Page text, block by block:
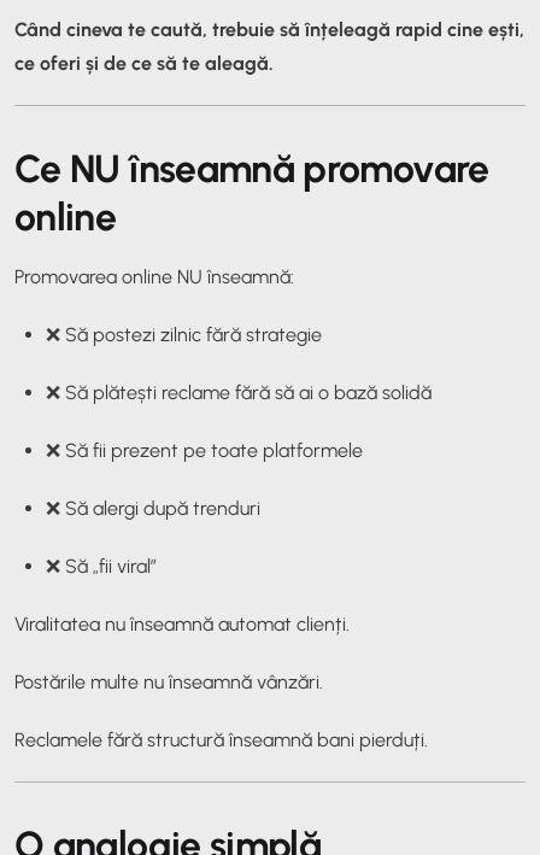
Când cineva te caută, trebuie să înțeleagă rapid cine ești,
ce oferi și de ce să te aleagă.
Ce NU înseamnă promovare
online
Promovarea online NU înseamnă:
❌ Să postezi zilnic fără strategie
❌ Să plătești reclame fără să ai o bază solidă
❌ Să fii prezent pe toate platformele
❌ Să alergi după trenduri
❌ Să „fii viral”
Viralitatea nu înseamnă automat clienți.
Postările multe nu înseamnă vânzări.
Reclamele fără structură înseamnă bani pierduți.
O analogie simplă